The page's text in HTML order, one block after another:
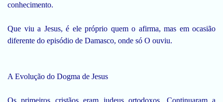
conhecimento.
Que viu a Jesus, é ele próprio quem o afirma, mas em ocasião
diferente do episódio de Damasco, onde só O ouviu.
A Evolução do Dogma de Jesus
Os primeiros cristãos eram judeus ortodoxos. Continuaram a